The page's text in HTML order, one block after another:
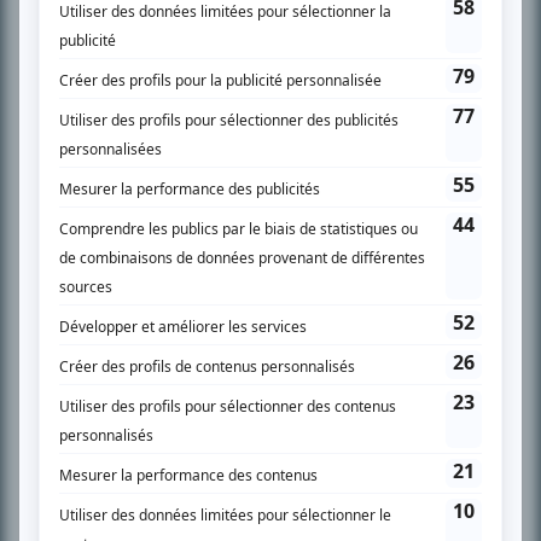
SUR LE RÉSEAU BIZZ MÉDIA
PLAN DU SITE
Accueil
Liste des oeuvres
Recherche avancée
À propos
Nous contacter
Termes et conditions
Politique de confidentialité
Gestion du consentement